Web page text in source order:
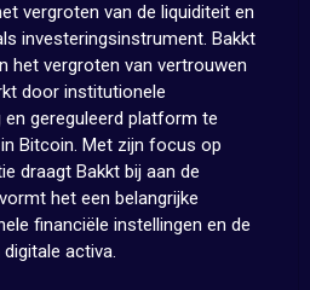
vergroten van de liquiditeit en
investeringsinstrument. Bakkt
het vergroten van vertrouwen
door institutionele
gereguleerd platform te
Bitcoin. Met zijn focus op
draagt Bakkt bij aan de
het een belangrijke
financiële instellingen en de
activa.